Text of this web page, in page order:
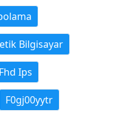
Bilgisayar
Ips
F0gj00yytr